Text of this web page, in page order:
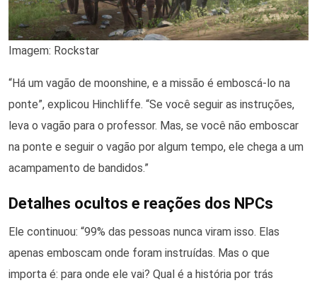
Imagem: Rockstar
“Há um vagão de moonshine, e a missão é emboscá-lo na
ponte”, explicou Hinchliffe. “Se você seguir as instruções,
leva o vagão para o professor. Mas, se você não emboscar
na ponte e seguir o vagão por algum tempo, ele chega a um
acampamento de bandidos.”
Detalhes ocultos e reações dos NPCs
Ele continuou: “99% das pessoas nunca viram isso. Elas
apenas emboscam onde foram instruídas. Mas o que
importa é: para onde ele vai? Qual é a história por trás